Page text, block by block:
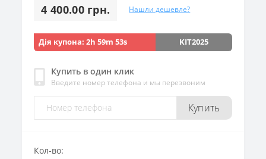
4 400.00 грн. Нашли дешевле?
Дія купона:2h 59m 52s KIT2025
Купить в один клик
Введите номер телефона и мы перезвоним
Купить
Кол-во: